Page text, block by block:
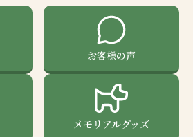
お客様の声
メモリアルグッズ